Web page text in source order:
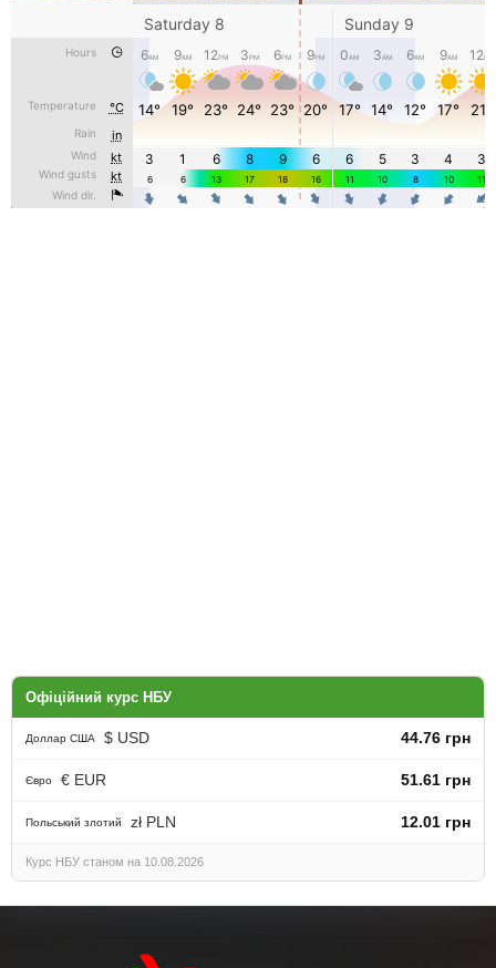
Офіційний курс НБУ
Доллар США $ USD 44.76 грн
Євро € EUR 51.61 грн
Польський злотий zł PLN 12.01 грн
Курс НБУ станом на 10.08.2026